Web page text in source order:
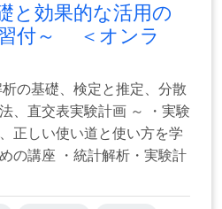
と効果的な活用の
付～ ＜オンラ
の基礎、検定と推定、分散
、直交表実験計画 ～ ・実験
正しい使い道と使い方を学
の講座 ・統計解析・実験計